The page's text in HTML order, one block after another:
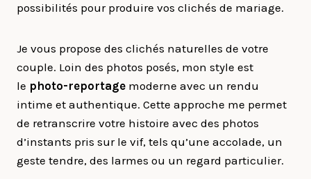
possibilités pour produire vos clichés de mariage.
Je vous propose des clichés naturelles de votre
couple. Loin des photos posés, mon style est
le photo-reportage moderne avec un rendu
intime et authentique. Cette approche me permet
de retranscrire votre histoire avec des photos
d’instants pris sur le vif, tels qu’une accolade, un
geste tendre, des larmes ou un regard particulier.